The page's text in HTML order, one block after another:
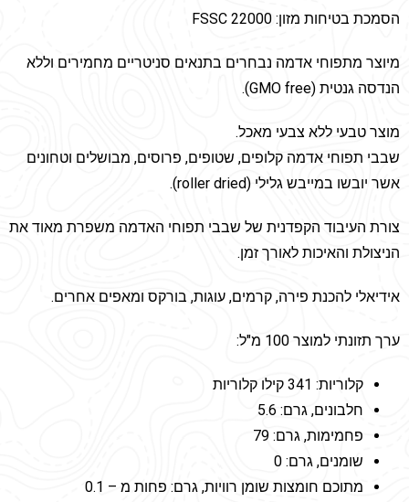
הסמכת בטיחות מזון: FSSC 22000
מיוצר מתפוחי אדמה נבחרים בתנאים סניטריים מחמירים וללא
הנדסה גנטית (GMO free).
מוצר טבעי ללא צבעי מאכל.
שבבי תפוחי אדמה קלופים, שטופים, פרוסים, מבושלים וטחונים
אשר יובשו במייבש גלילי (roller dried).
צורת העיבוד הקפדנית של שבבי תפוחי האדמה משפרת מאוד את
הניצולת והאיכות לאורך זמן.
אידיאלי להכנת פירה, קרמים, עוגות, בורקס ומאפים אחרים.
ערך תזונתי למוצר 100 מ"ל:
קלוריות: 341 קילו קלוריות
חלבונים, גרם: 5.6
פחמימות, גרם: 79
שומנים, גרם: 0
מתוכם חומצות שומן רוויות, גרם: פחות מ – 0.1